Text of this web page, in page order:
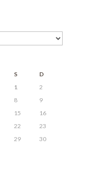
S
D
1
2
8
9
15
16
22
23
29
30